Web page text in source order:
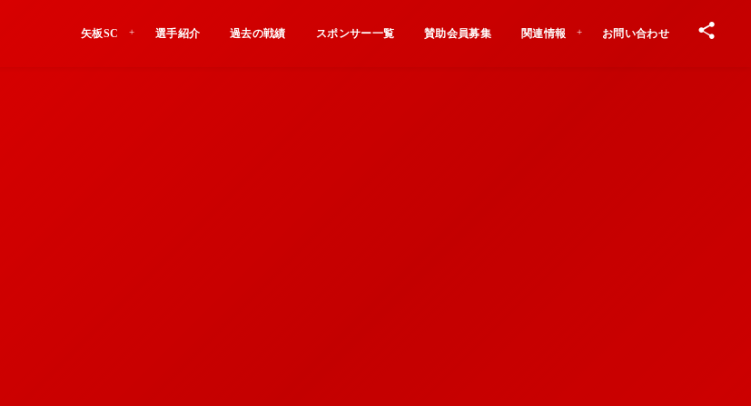
矢板SC 選手紹介 過去の戦績 スポンサー一覧 賛助会員募集 関連情報 お問い合わせ
Contact